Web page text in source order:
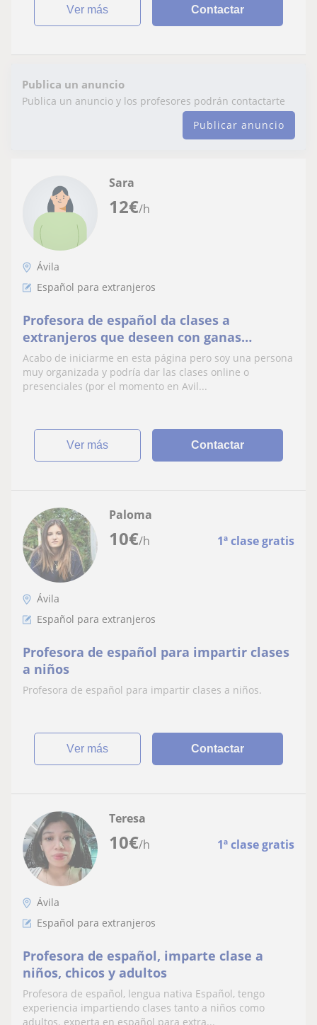
ver más Contactar
Publica un anuncio
Publica un anuncio y los profesores podrán contactarte
Publicar anuncio
12€/h
Sara
Ávila
Español para extranjeros
Profesora de español da clases a
extranjeros que deseen con ganas
aprender un idioma como el mío
Acabo de iniciarme en esta página pero soy una persona
muy organizada y podría dar las clases online o
presenciales (por el momento en Avil...
ver más Contactar
10€/h 1ª clase gratis
Paloma
Ávila
Español para extranjeros
Profesora de español para impartir clases
a niños
Profesora de español para impartir clases a niños.
ver más Contactar
10€/h 1ª clase gratis
Teresa
Ávila
Español para extranjeros
Profesora de español, imparte clase a
niños, chicos y adultos
Profesora de español, lengua nativa Español, tengo
experiencia impartiendo clases tanto a niños como
adultos. experta en español para extra...